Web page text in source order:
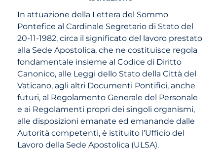
In attuazione della Lettera del Sommo
Pontefice al Cardinale Segretario di Stato del
20-11-1982, circa il significato del lavoro prestato
alla Sede Apostolica, che ne costituisce regola
fondamentale insieme al Codice di Diritto
Canonico, alle Leggi dello Stato della Città del
Vaticano, agli altri Documenti Pontifici, anche
futuri, al Regolamento Generale del Personale
e ai Regolamenti propri dei singoli organismi,
alle disposizioni emanate ed emanande dalle
Autorità competenti, è istituito l’Ufficio del
Lavoro della Sede Apostolica (ULSA).